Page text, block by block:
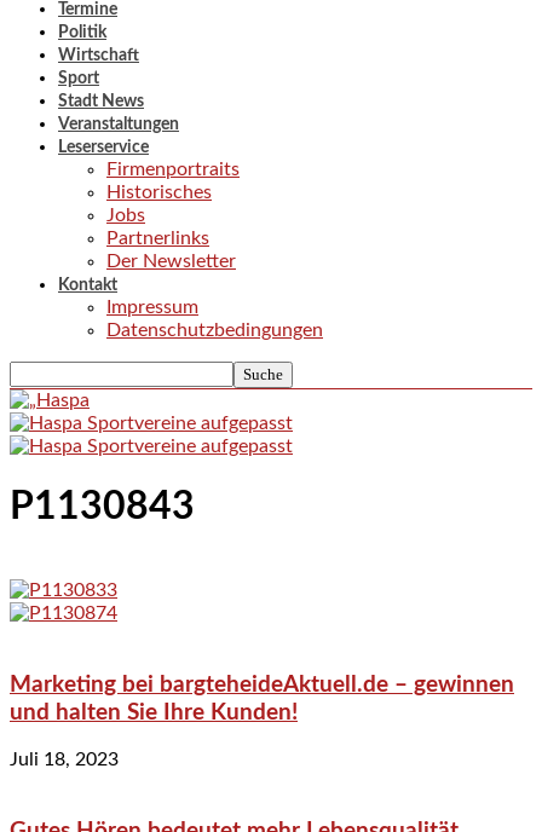
Termine
Politik
Wirtschaft
Sport
Stadt News
Veranstaltungen
Leserservice
Firmenportraits
Historisches
Jobs
Partnerlinks
Der Newsletter
Kontakt
Impressum
Datenschutzbedingungen
P1130843
Marketing bei bargteheideAktuell.de – gewinnen
und halten Sie Ihre Kunden!
Juli 18, 2023